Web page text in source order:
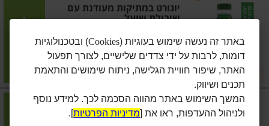
יוגורט במתיקות מעודנת עם
שיבולת שועל
מחיר מחירון ₪6.70
₪2.53 ל-100 גרם 2 ב-₪11
הוסיפו
אקטיביה | 250 מ"ל
משקה יוגורט אפרסק 1.2%
באתר זה נעשה שימוש בעוגיות (Cookies) ובטכנולוגיות
דומות, לרבות על ידי צדדים שלישיים, לצורך תפעול
האתר, שיפור חוויית הגלישה, ניתוח שימושים והתאמת
תכנים ושיווק.
המשך השימוש באתר מהווה הסכמה לכך. למידע נוסף
ולניהול ההעדפות, ראו את [מדיניות הפרטיות].